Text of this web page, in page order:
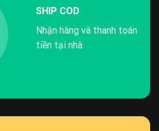
SHIP COD
Nhận hàng và thanh toán
tiền tại nhà